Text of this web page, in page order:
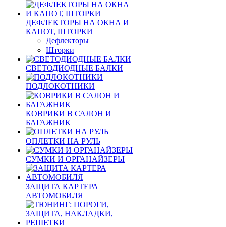
ДЕФЛЕКТОРЫ НА ОКНА И
КАПОТ, ШТОРКИ
Дефлекторы
Шторки
СВЕТОДИОДНЫЕ БАЛКИ
ПОДЛОКОТНИКИ
КОВРИКИ В САЛОН И
БАГАЖНИК
ОПЛЕТКИ НА РУЛЬ
СУМКИ И ОРГАНАЙЗЕРЫ
ЗАЩИТА КАРТЕРА
АВТОМОБИЛЯ